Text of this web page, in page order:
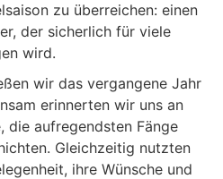
zu überreichen: einen
der sicherlich für viele
wird.
wir das vergangene Jahr
erinnerten wir uns an
die aufregendsten Fänge
Gleichzeitig nutzten
ihre Wünsche und